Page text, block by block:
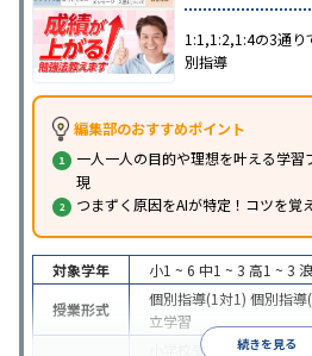
1:1,1:2,1:4の3通り
別指導
編集部のおすすめポイント
一人一人の目的や理想を叶える学
現
つまずく原因をAIが特定！コツを覚
続きを見る
対象学年 小1 ~ 6 中1 ~ 3 高1 ~ 3
授業形式
個別指導(1対1) 個別指導
立学習
小学校受験 中学受験 高